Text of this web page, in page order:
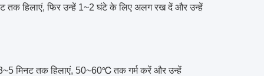
तक हिलाएं, फिर उन्हें 1~2 घंटे के लिए अलग रख दें और उन्हें
3~5 मिनट तक हिलाएं, 50~60℃ तक गर्म करें और उन्हें